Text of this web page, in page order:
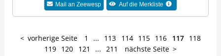
Mail anZeewesp Auf die Merkliste
vorherige Seite 1 ... 113 114 115 116 117 118
119 120 121 ... 211 nächste Seite